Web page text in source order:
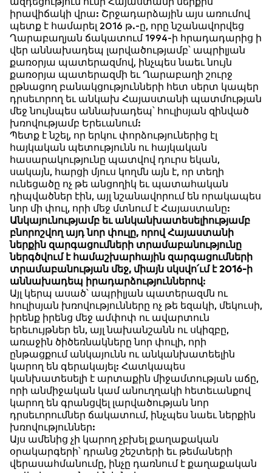
իրավիճակի վրա: Շրջադարձային այս առումով
պետք է համարել 2016 թ.-ը, որը նշանավորվեց
Ղարաբաղյան ճակատում 1994-ի հրադադարից ի
վեր աննախադեպ լարվածությամբ՝ ապրիլյան
քառօրյա պատերազմով, ինչպես նաեւ նույն
քառօրյա պատերազմի եւ Ղարաբաղի շուրջ
ըթնացող բանակցությունների հետ սերտ կապեր
դրսեւորող եւ անկախ Հայաստանի պատմության
մեջ նույնպես աննախադեպ՝ հուլիսյան զինված
խռովությամբ Երեւանում:
Պետք է նշել, որ երկու փորձություներից էլ
հայկական պետությունն ու հայկական
հասարակությունը պատվով դուրս եկան,
սակայն, հարցի մյուս կողմն այն է, որ տեղի
ունեցածը ոչ թե անցողիկ եւ պատահական
դիպվածներ էին, այլ նշանավորում են որակապես
նոր մի փուլ, որի մեջ մտնում է Հայաստանը:
Անկայունությամբ եւ անկանխատեսելիությամբ
բնորոշվող այդ նոր փուլը, որով Հայաստանի
ներքին զարգացումների տրամաբանությունը
ներգծվում է համաշխարհային զարգացումների
տրամաբանության մեջ, միայն սկսվո՛ւմ է 2016-ի
աննախադեպ իրադարձություններով:
Այլ կերպ ասած՝ ապրիլյան պատերազմն ու
հուլիսյան խռովությունները ոչ թե եզակի, մեկուսի,
իրենք իրենց մեջ ամփոփ ու ավարտուն
երեւույթներ են, այլ նախանշանն ու սկիզբը,
առաջին ծիծեռնակները նոր փուլի, որի
ընթացքում անկայունն ու անկանխատեելին
կարող են գերակայել: Հատկապես
կանխատեսելի է արտաքին միջամտության աճը,
որի անմիջական կամ անուղղակի հետեւանքով
կարող են գրանցվել լարվածության նոր
դրսեւորումներ ճակատում, ինչպես նաեւ ներքին
խռովություններ:
Այս ամենից չի կարող չբխել քաղաքական
օրակարգերի՝ դրանց շեշտերի եւ թեմաների
վերասահմանումը, ինչը դառնում է քաղաքական